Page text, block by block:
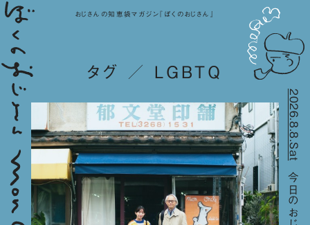
おじさんの知恵袋マガジン『ぼくのおじさん』
2026.8.8.Sat
タグ ／ LGBTQ